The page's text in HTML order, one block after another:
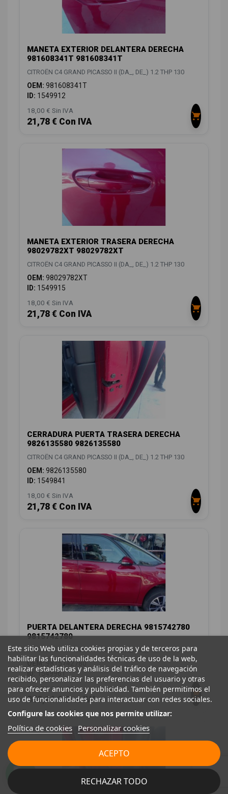
MANETA EXTERIOR DELANTERA DERECHA
981608341T 981608341T
CITROËN C4 GRAND PICASSO II (DA_, DE_) 1.2 THP 130
OEM: 981608341T
ID: 1549912
18,00 € Sin IVA
21,78 € Con IVA
MANETA EXTERIOR TRASERA DERECHA
98029782XT 98029782XT
CITROËN C4 GRAND PICASSO II (DA_, DE_) 1.2 THP 130
OEM: 98029782XT
ID: 1549915
18,00 € Sin IVA
21,78 € Con IVA
CERRADURA PUERTA TRASERA DERECHA
9826135580 9826135580
CITROËN C4 GRAND PICASSO II (DA_, DE_) 1.2 THP 130
OEM: 9826135580
ID: 1549841
18,00 € Sin IVA
21,78 € Con IVA
PUERTA DELANTERA DERECHA 9815742780
9815742780
CITROËN C4 GRAND PICASSO II (DA_, DE_) 1.2 THP 130
OEM:9815742780
ID: 1549961
296,00 € Sin IVA
358,16 € Con IVA
Este sitio Web utiliza cookies propias y de terceros para
habilitar las funcionalidades técnicas de uso de la web,
realizar estadísticas y análisis del tráfico de navegación
recibido, personalizar las preferencias del usuario y otras
para ofrecer anuncios y publicidad. También permitimos el
uso de funcionalidades para interactuar con redes sociales.
Configure las cookies que nos permite utilizar:
Política de cookies Personalizar cookies
RECHAZAR TODO
ACEPTO